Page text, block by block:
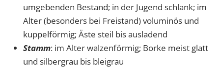
umgebenden Bestand; in der Jugend schlank; im
Alter (besonders bei Freistand) voluminös und
kuppelförmig; Äste steil bis ausladend
Stamm: im Alter walzenförmig; Borke meist glatt
und silbergrau bis bleigrau